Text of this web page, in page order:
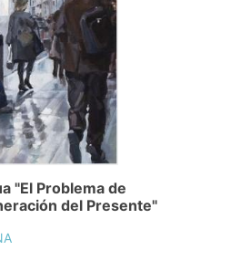
"El Problema de
del Presente"